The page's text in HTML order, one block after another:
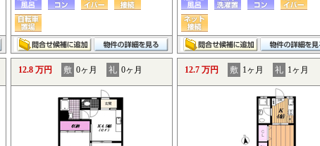
12.8 万円 敷 0ヶ月 礼 0ヶ月 12.7 万円 敷 1ヶ月 礼 1ヶ月